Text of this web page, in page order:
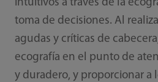
intuitivos a través de la
toma de decisiones. Al
agudas y críticas de
ecografía en el punto de
y duradero, y proporcionar a